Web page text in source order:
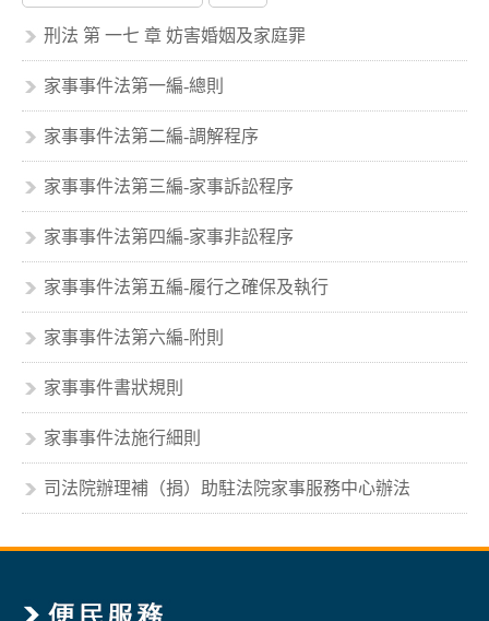
刑法 第 一七 章 妨害婚姻及家庭罪
家事事件法第一編-總則
家事事件法第二編-調解程序
家事事件法第三編-家事訴訟程序
家事事件法第四編-家事非訟程序
家事事件法第五編-履行之確保及執行
家事事件法第六編-附則
家事事件書狀規則
家事事件法施行細則
司法院辦理補（捐）助駐法院家事服務中心辦法